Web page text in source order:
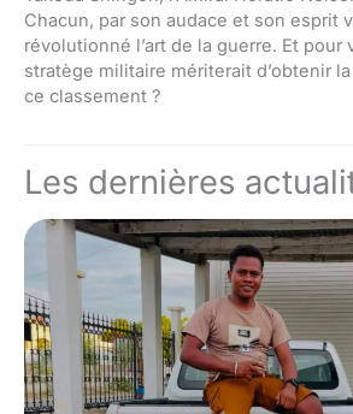
Chacun, par son audace et son esprit
révolutionné l’art de la guerre. Et pour
stratège militaire mériterait d’obtenir
ce classement ?
Les dernières